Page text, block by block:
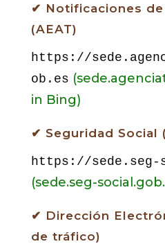
✔ Notificaciones de
(AEAT)
https://
ob.es
in Bing)
✔ Seguridad Social
https://sede.seg-
(sede.seg-
✔ Dirección
de tráfico)